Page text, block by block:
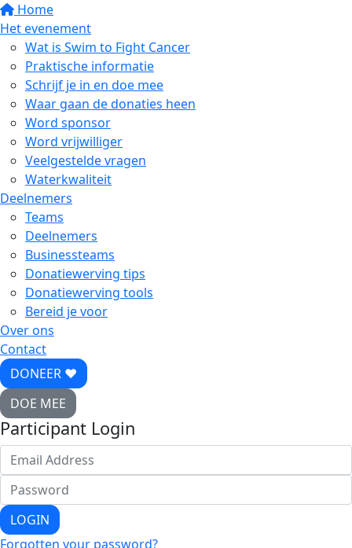
Home
Het evenement
Wat is Swim to Fight Cancer
Praktische informatie
Schrijf je in en doe mee
Waar gaan de donaties heen
Word sponsor
Word vrijwilliger
Veelgestelde vragen
Waterkwaliteit
Deelnemers
Teams
Deelnemers
Businessteams
Donatiewerving tips
Donatiewerving tools
Bereid je voor
Over ons
Contact
DONEER ♥
DOE MEE
Participant Login
LOGIN
Forgotten your password?